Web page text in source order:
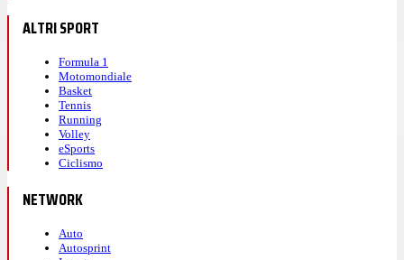
ALTRI SPORT
Formula 1
Motomondiale
Basket
Tennis
Running
Volley
eSports
Ciclismo
NETWORK
Auto
Autosprint